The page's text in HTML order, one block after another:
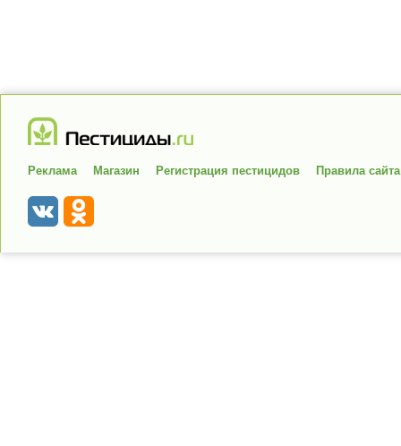
Реклама Магазин Регистрация пестицидов Правила сайта